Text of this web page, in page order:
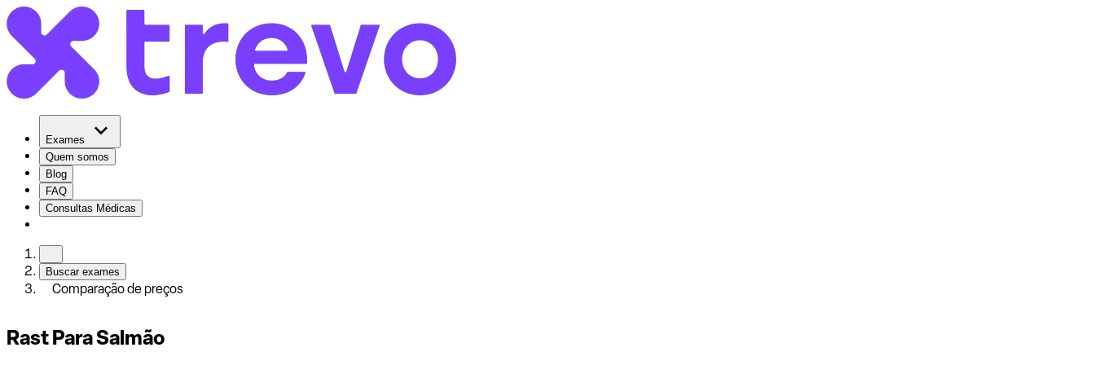
Exames
Quem somos
Blog
FAQ
Consultas Médicas
Buscar exames
Comparação de preços
Rast Para Salmão